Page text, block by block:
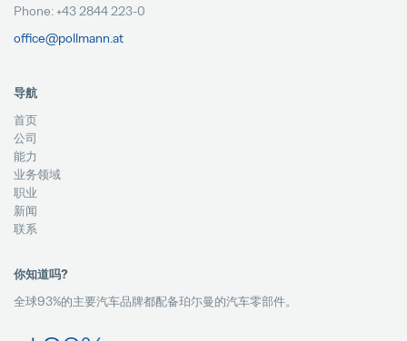
Phone: +43 2844 223-0
office@pollmann.at
导航
首页
公司
能力
业务领域
职业
新闻
联系
你知道吗?
全球93%的主要汽车品牌都配备珀尓曼的汽车零部件。